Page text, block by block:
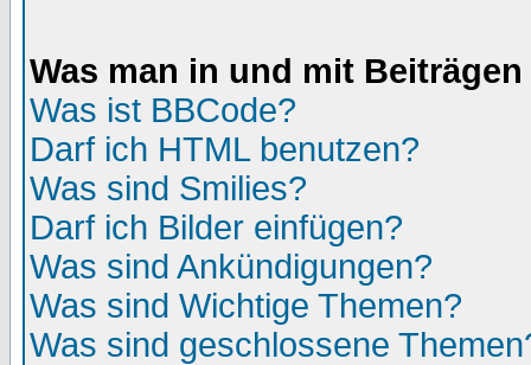
Was man in und mit
Was ist BBCode?
Darf ich HTML benutzen?
Was sind Smilies?
Darf ich Bilder einfügen?
Was sind Ankündigungen?
Was sind Wichtige Themen?
Was sind geschlossene